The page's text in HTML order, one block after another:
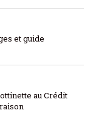
et guide
au Crédit